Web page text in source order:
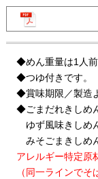
◆めん重量は1人前
◆つゆ付きです。
◆賞味期限／製造
◆ごまだれきしめ
ゆず風味きしめ
みそごまきしめ
アレルギー特定原
（同一ラインで